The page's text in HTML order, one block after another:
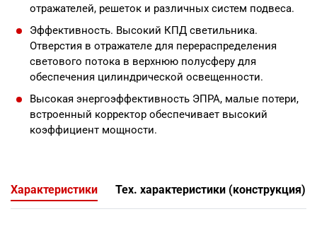
отражателей, решеток и различных систем подвеса.
Эффективность. Высокий КПД светильника.
Отверстия в отражателе для перераспределения
светового потока в верхнюю полусферу для
обеспечения цилиндрической освещенности.
Высокая энергоэффективность ЭПРА, малые потери,
встроенный корректор обеспечивает высокий
коэффициент мощности.
Характеристики Тех. характеристики (конструкция)